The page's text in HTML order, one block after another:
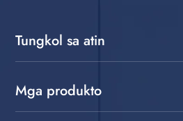
Tungkol sa atin
Mga produkto